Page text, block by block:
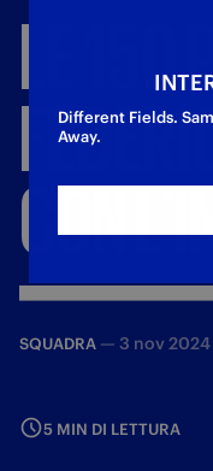
LE 150
CON
SQUADRA — 3 nov 2024
5 MIN DI LETTURA
Different Fields.
Away.